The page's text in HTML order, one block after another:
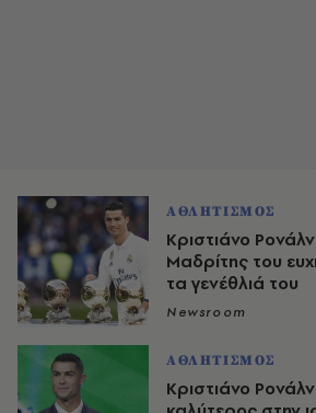
ΑΘΛΗΤΙΣΜΟΣ
Κριστιάνο
Μαδρίτης του
τα γενέθλιά του
Newsroom
ΑΘΛΗΤΙΣΜΟΣ
Κριστιάνο